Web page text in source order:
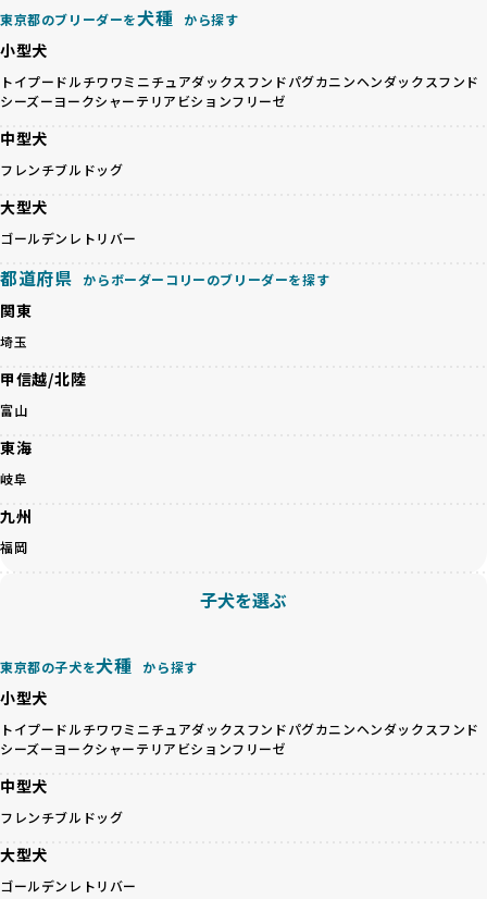
基づいた責任あるブリーディングを確保しています。
さらに、健康管理、社会性の育成、遺伝子検査、食事や運動
の質など、ワンちゃんの心身に配慮した飼育環境が整ってい
るかを評価する12項目の総合基準を設けています。これによ
り、より高い基準をクリアしたブリーダーだけを厳選してい
ます。
良ブリーダーのみが登録されています。
BreederFamiliesでは、法令に準拠するだけでなく、ワンち
のみを厳選しています。これにより、ユーザーの皆さんに安
心して選べる選択肢を提供しています。
「BreederFamilesのワンちゃんに優しい18の評価基準」は
こちら
接のヒアリング、現地確認を通じて厳しく評価しています。
このプロセスにより、育成環境や健康管理だけでなく、ブリ
さらに、こうした評価結果は透明性を持って公開されている
ため、どのブリーダーを選んでも安心して子犬をお迎えいた
徹底した透明性こそが、BreederFamiliesの大きな特徴で
す。
BreederFamiliesは、ペット業界が抱える命の大量生産・大
量販売、負担の大きい流通構造、劣悪な飼育環境といった課
を促進することで、無駄な命の消費を減らし、命を大切にす
る社会の実現を目指しています。
さらに、売上の一部を保護団体や保護団体を支援する公益法
人へ寄付しています。多くのペット販売業者が、動物福祉へ
の取り組みが不十分であることを理由に寄付を断られる中、
ます。この活動により、保護が必要なワンちゃんの救済や保
護活動の支援にも貢献しています。
でなく、すべてのワンちゃんに優しい未来を創るための大き
な一歩です。ユーザーの皆さんがBreederFamiliesを通じて
待する理想と現実が大きく異なることも少なくありません。
健康と性格を次世代に引き継ぐために、ミックス犬の繁殖を
避けます。無計画な交配がもたらすリスクを理解し、飼い主
への十分な説明とアフターフォローを確保できる範囲での繁
殖を徹底しているのです。
一方、営利優先ブリーダーは流行や需要に応じて安易にミッ
クス犬を繁殖し、健康管理や飼い主への配慮が不十分なこと
が多く見受けられます。場合によっては、チワワ×ハスキー
等体格の異なるリスクの高い交配を行うこともあります。
「ミックス犬を繁殖しない」の詳細はこちら
ペットショップやペットオークションは、流通過程でワンち
ゃんが長時間の輸送を強いられたり、狭いケージに閉じ込め
られるなど、心身に大きな負担がかかります。このような環
境は、ストレスや感染リスクを増大させるだけでなく、ワン
ちゃんの社会性や基本的なしつけにも悪影響を与える可能性
優良ブリーダーは、ワンちゃんの健康と幸せを第一に考え、
ペットショップやオークションを介さずに直接飼い主に渡す
ことを大切にしています。また、彼らはお迎え先を自身で確
接の引き渡しを基本とします。
一方で、営利優先ブリーダーは、広範囲に販売するためにペ
ットショップやオークションを活用し、子犬の心身への影響
「ペットショップ等を使わない」の詳細はこちら
近年、「小さくて可愛い」「珍しい毛色」という見た目の特
徴が人気を集め、高値で取引されることが多くなっていま
す。しかし、こうした特徴には健康リスクが伴う場合が少な
くありません。極小サイズは骨や心臓に負担がかかりやす
く、レアカラーには遺伝疾患のリスクが高まることがありま
営利優先ブリーダーは、このような流行や需要に応じて無理
な繁殖を行いがちです。小柄な母犬を繁殖に多用して体に負
ど、健康を犠牲にした管理がされることもあります。このよ
うな方法では、ワンちゃんの免疫力や体力が低下し、飼い主
東京都のブリーダーを犬種 から探す
小型犬
トイプードルチワワミニチュアダックスフンドパグカニンヘンダックスフンド
シーズーヨークシャーテリア ビションフリーゼ
中型犬
フレンチブルドッグ
大型犬
ゴールデンレトリバー
都道府県 からボーダーコリーのブリーダーを探す
関東
埼玉
甲信越/北陸
富山
東海
岐阜
九州
福岡
子犬を選ぶ
東京都の子犬を犬種 から探す
小型犬
トイプードルチワワミニチュアダックスフンドパグカニンヘンダックスフンド
シーズーヨークシャーテリア ビションフリーゼ
中型犬
フレンチブルドッグ
大型犬
ゴールデンレトリバー